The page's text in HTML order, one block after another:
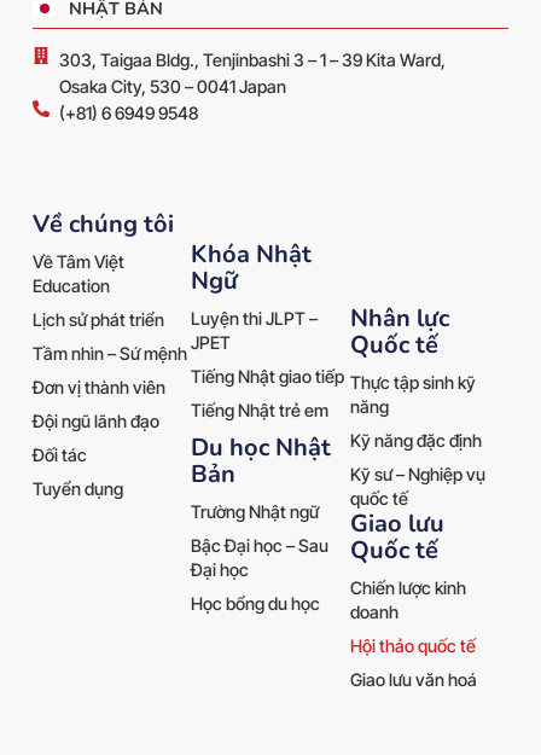
NHẬT BẢN
303, Taigaa Bldg., Tenjinbashi 3 – 1 – 39 Kita Ward,
Osaka City, 530 – 0041 Japan
(+81) 6 6949 9548
Về chúng tôi
Về Tâm Việt
Education
Lịch sử phát triển
Tầm nhìn – Sứ mệnh
Đơn vị thành viên
Đội ngũ lãnh đạo
Đối tác
Tuyển dụng
Khóa Nhật
Ngữ
Luyện thi JLPT –
JPET
Tiếng Nhật giao tiếp
Tiếng Nhật trẻ em
Du học Nhật
Bản
Trường Nhật ngữ
Bậc Đại học – Sau
Đại học
Học bổng du học
Nhân lực
Quốc tế
Thực tập sinh kỹ
năng
Kỹ năng đặc định
Kỹ sư – Nghiệp vụ
quốc tế
Giao lưu
Quốc tế
Chiến lược kinh
doanh
Hội thảo quốc tế
Giao lưu văn hoá